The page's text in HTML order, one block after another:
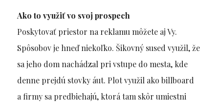
Ako to využiť vo svoj prospech
Poskytovať priestor na reklamu môžete aj Vy.
Spôsobov je hneď niekoľko. Šikovný sused využil, že
sa jeho dom nachádzal pri vstupe do mesta, kde
denne prejdú stovky áut. Plot využil ako billboard
a firmy sa predbiehajú, ktorá tam skôr umiestni